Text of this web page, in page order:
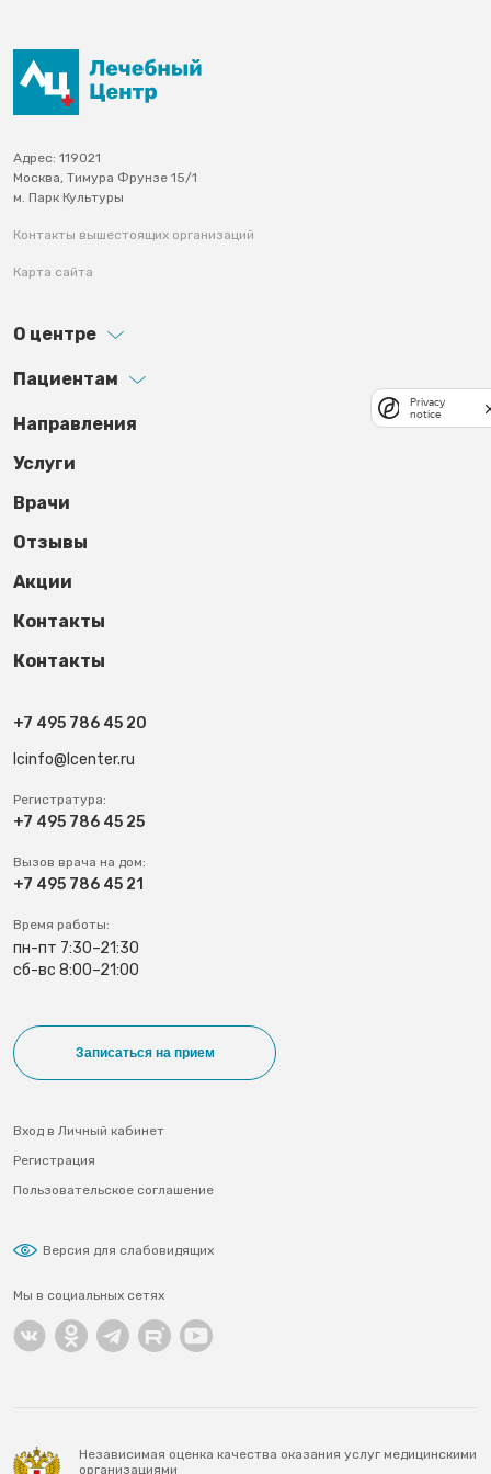
Адрес: 119021
Москва, Тимура Фрунзе 15/1
м. Парк Культуры
Контакты вышестоящих организаций
Карта сайта
О центре
Пациентам
Footer third
Направления
Услуги
Врачи
Отзывы
Акции
Контакты
Контакты
+7 495 786 45 20
lcinfo@lcenter.ru
Регистратура:
+7 495 786 45 25
Вызов врача на дом:
+7 495 786 45 21
Время работы:
пн-пт 7:30–21:30
сб-вс 8:00–21:00
Записаться на прием
Вход в Личный кабинет
Регистрация
Пользовательское соглашение
Версия для слабовидящих
Мы в социальных сетях
Независимая оценка качества оказания услуг медицинскими
организациями
Privacy
notice